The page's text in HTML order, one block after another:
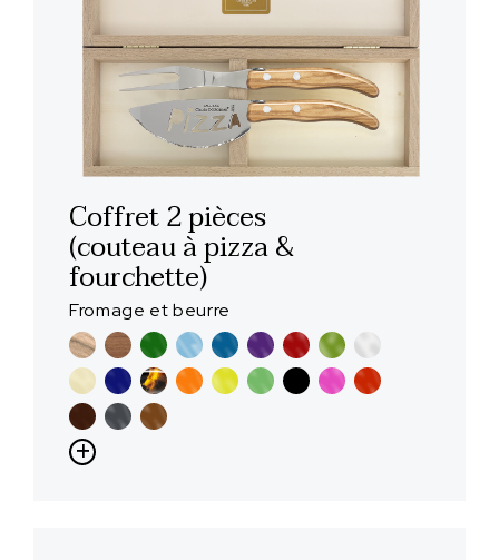
Coffret 2 pièces
(couteau à pizza &
fourchette)
Fromage et beurre